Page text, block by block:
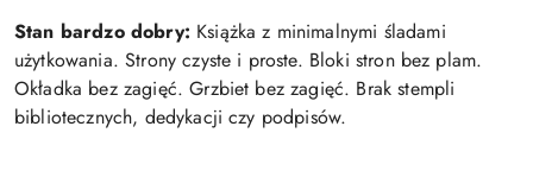
Stan bardzo dobry: Książka z minimalnymi śladami
użytkowania. Strony czyste i proste. Bloki stron bez plam.
Okładka bez zagięć. Grzbiet bez zagięć. Brak stempli
bibliotecznych, dedykacji czy podpisów.